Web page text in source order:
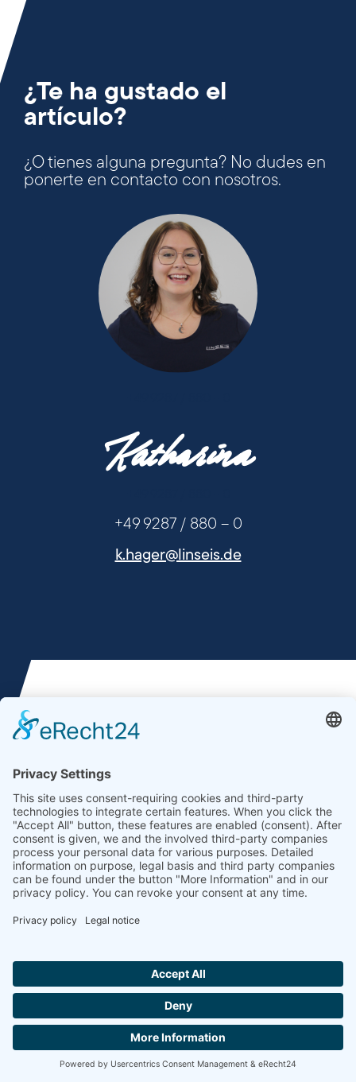
¿Te ha gustado el
artículo?
¿O tienes alguna pregunta? No dudes en
ponerte en contacto con nosotros.
Katharina
+49 9287 / 880 – 0
k.hager@linseis.de
Artículos que también te
pueden gustar
Hallo ich bin LINAI! Wie kann ich dir
CONTACTA CON NOSOTROS